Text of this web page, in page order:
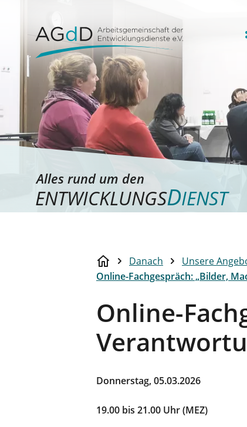
Alles rund um den
ENTWICKLUNGSDIENST
Danach Unsere
Online-Fachgespräch: „Bilder,
Online-
Donnerstag, 05.03.2026
19.00 bis 21.00 Uhr (MEZ)